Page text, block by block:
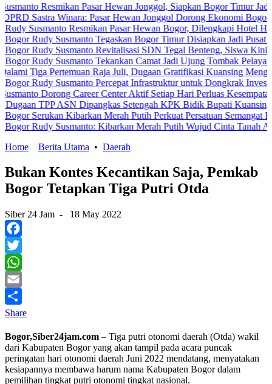
Pasar Hewan Jonggol, Siapkan Bogor Timur Jadi Pusat
Winara: Pasar Hewan Jonggol Dorong Ekonomi Bogor Timur
Resmikan Pasar Hewan Bogor, Dilengkapi Hotel Hewan dan
Susmanto Tegaskan Bogor Timur Disiapkan Jadi Pusat
Susmanto Revitalisasi SDN Tegal Benteng, Siswa Kini Belajar
Susmanto Tekankan Camat Jadi Ujung Tombak Pelayanan
Pertemuan Raja Juli, Dugaan Gratifikasi Kuansing Menguat
Susmanto Percepat Infrastruktur untuk Dongkrak Investasi
Career Center Aktif Setiap Hari Perluas Kesempatan Kerja
ASN Dipangkas Setengah KPK Bidik Bupati Kuansing
Kibarkan Merah Putih Perkuat Persatuan Semangat
Susmanto: Kibarkan Merah Putih Wujud Cinta Tanah Air
Home
Berita Utama • Daerah
Bukan Kontes Kecantikan Saja, Pemkab
Bogor Tetapkan Tiga Putri Otda
Siber 24 Jam - 18 May 2022
Facebook
Twitter
WhatsApp
Email
Share
Bogor,Siber24jam.com – Tiga putri otonomi daerah (Otda) wakil
dari Kabupaten Bogor yang akan tampil pada acara puncak
peringatan hari otonomi daerah Juni 2022 mendatang, menyatakan
kesiapannya membawa harum nama Kabupaten Bogor dalam
pemilihan tingkat putri otonomi tingkat nasional.